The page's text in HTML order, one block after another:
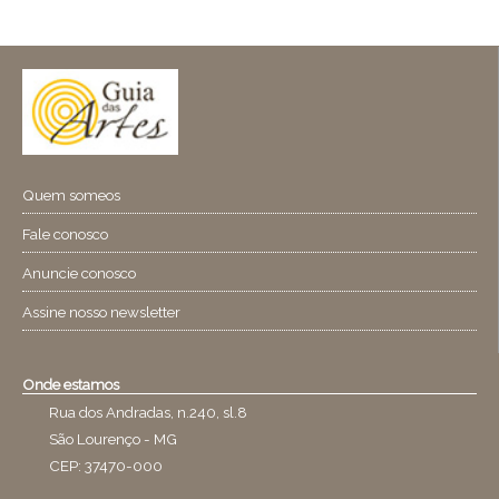
Quem someos
Fale conosco
Anuncie conosco
Assine nosso newsletter
Onde estamos
Rua dos Andradas, n.240, sl.8
São Lourenço - MG
CEP: 37470-000